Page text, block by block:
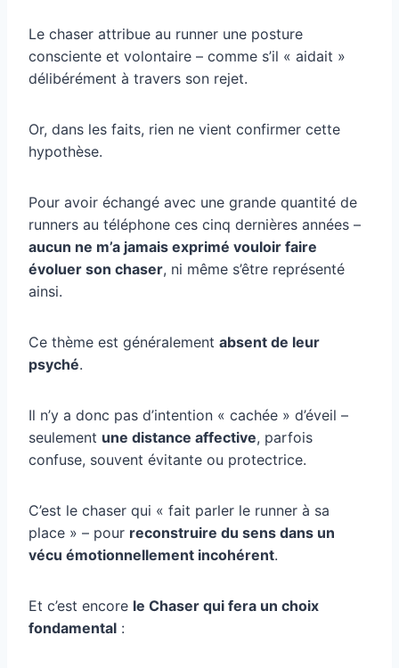
Le chaser attribue au runner une posture
consciente et volontaire – comme s’il « aidait »
délibérément à travers son rejet.
Or, dans les faits, rien ne vient confirmer cette
hypothèse.
Pour avoir échangé avec une grande quantité de
runners au téléphone ces cinq dernières années –
aucun ne m’a jamais exprimé vouloir faire
évoluer son chaser, ni même s’être représenté
ainsi.
Ce thème est généralement absent de leur
psyché.
Il n’y a donc pas d’intention « cachée » d’éveil –
seulement une distance affective, parfois
confuse, souvent évitante ou protectrice.
C’est le chaser qui « fait parler le runner à sa
place » – pour reconstruire du sens dans un
vécu émotionnellement incohérent.
Et c’est encore le Chaser qui fera un choix
fondamental :